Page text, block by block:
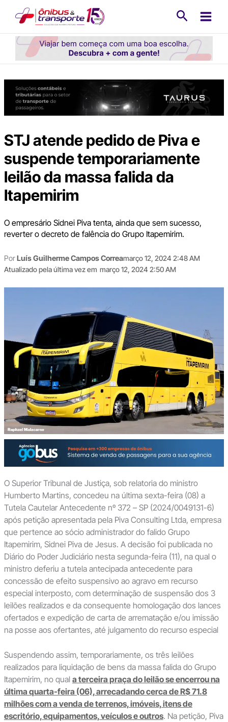
conteúdo
STJ atende pedido de Piva e
suspende temporariamente
leilão da massa falida da
Itapemirim
O empresário Sidnei Piva tenta, ainda que sem sucesso,
reverter o decreto de falência do Grupo Itapemirim.
PorLuís Guilherme Campos Correamarço 12, 2024 2:48 AM
Atualizado pela última vez em março 12, 2024 2:50 AM
O Superior Tribunal de Justiça, sob relatoria do ministro
Humberto Martins, concedeu na última sexta-feira (08) a
Tutela Cautelar Antecedente nº 372 – SP (2024/0049131-6)
após petição apresentada pela Piva Consulting Ltda, empresa
que pertence ao sócio administrador do falido Grupo
Itapemirim, Sidnei Piva de Jesus. A decisão foi publicada no
Diário do Poder Judiciário nesta segunda-feira (11), na qual o
ministro deferiu a tutela antecipada antecedente para
concessão de efeito suspensivo ao agravo em recurso
especial interposto, com determinação de suspensão dos 3
leilões realizados e da consequente homologação dos lances
ofertados e expedição de carta de arrematação e/ou imissão
na posse aos ofertantes, até julgamento do recurso especial
Suspendendo assim, temporariamente, os três leilões
realizados para liquidação de bens da massa falida do Grupo
Itapemirim, no qual a terceira praça do leilão se encerrou na
última quarta-feira (06), arrecadando cerca de R$ 71.8
milhões com a venda de terrenos, imóveis, itens de
escritório, equipamentos, veículos e outros. Na petição, Piva